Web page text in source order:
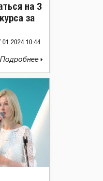
на 3
за
10:44
Подробнее